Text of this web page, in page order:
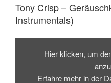
Tony Crisp –
Instrumentals)
Inhalt
BandcampHier klicken, um
Erfahre mehr in der